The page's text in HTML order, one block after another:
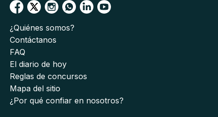
¿Quiénes somos?
Contáctanos
FAQ
El diario de hoy
Reglas de concursos
Mapa del sitio
¿Por qué confiar en nosotros?